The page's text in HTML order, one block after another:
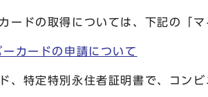
ドの取得については、下記の「
ーカードの申請について
特定特別永住者証明書で、コン